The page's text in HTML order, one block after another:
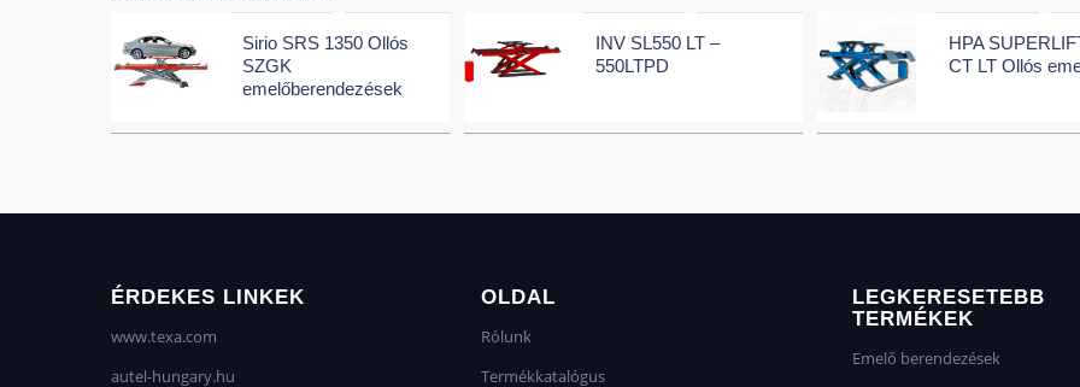
Sirio SRS 1350 Ollós
SZGK
emelőberendezések
INV SL550 LT –
550LTPD
HPA
CT LT Ollós
ÉRDEKES LINKEK
www.texa.com
autel-hungary.hu
OLDAL
Rólunk
Termékkatalógus
LEGKERESETEBB
TERMÉKEK
Emelő berendezések